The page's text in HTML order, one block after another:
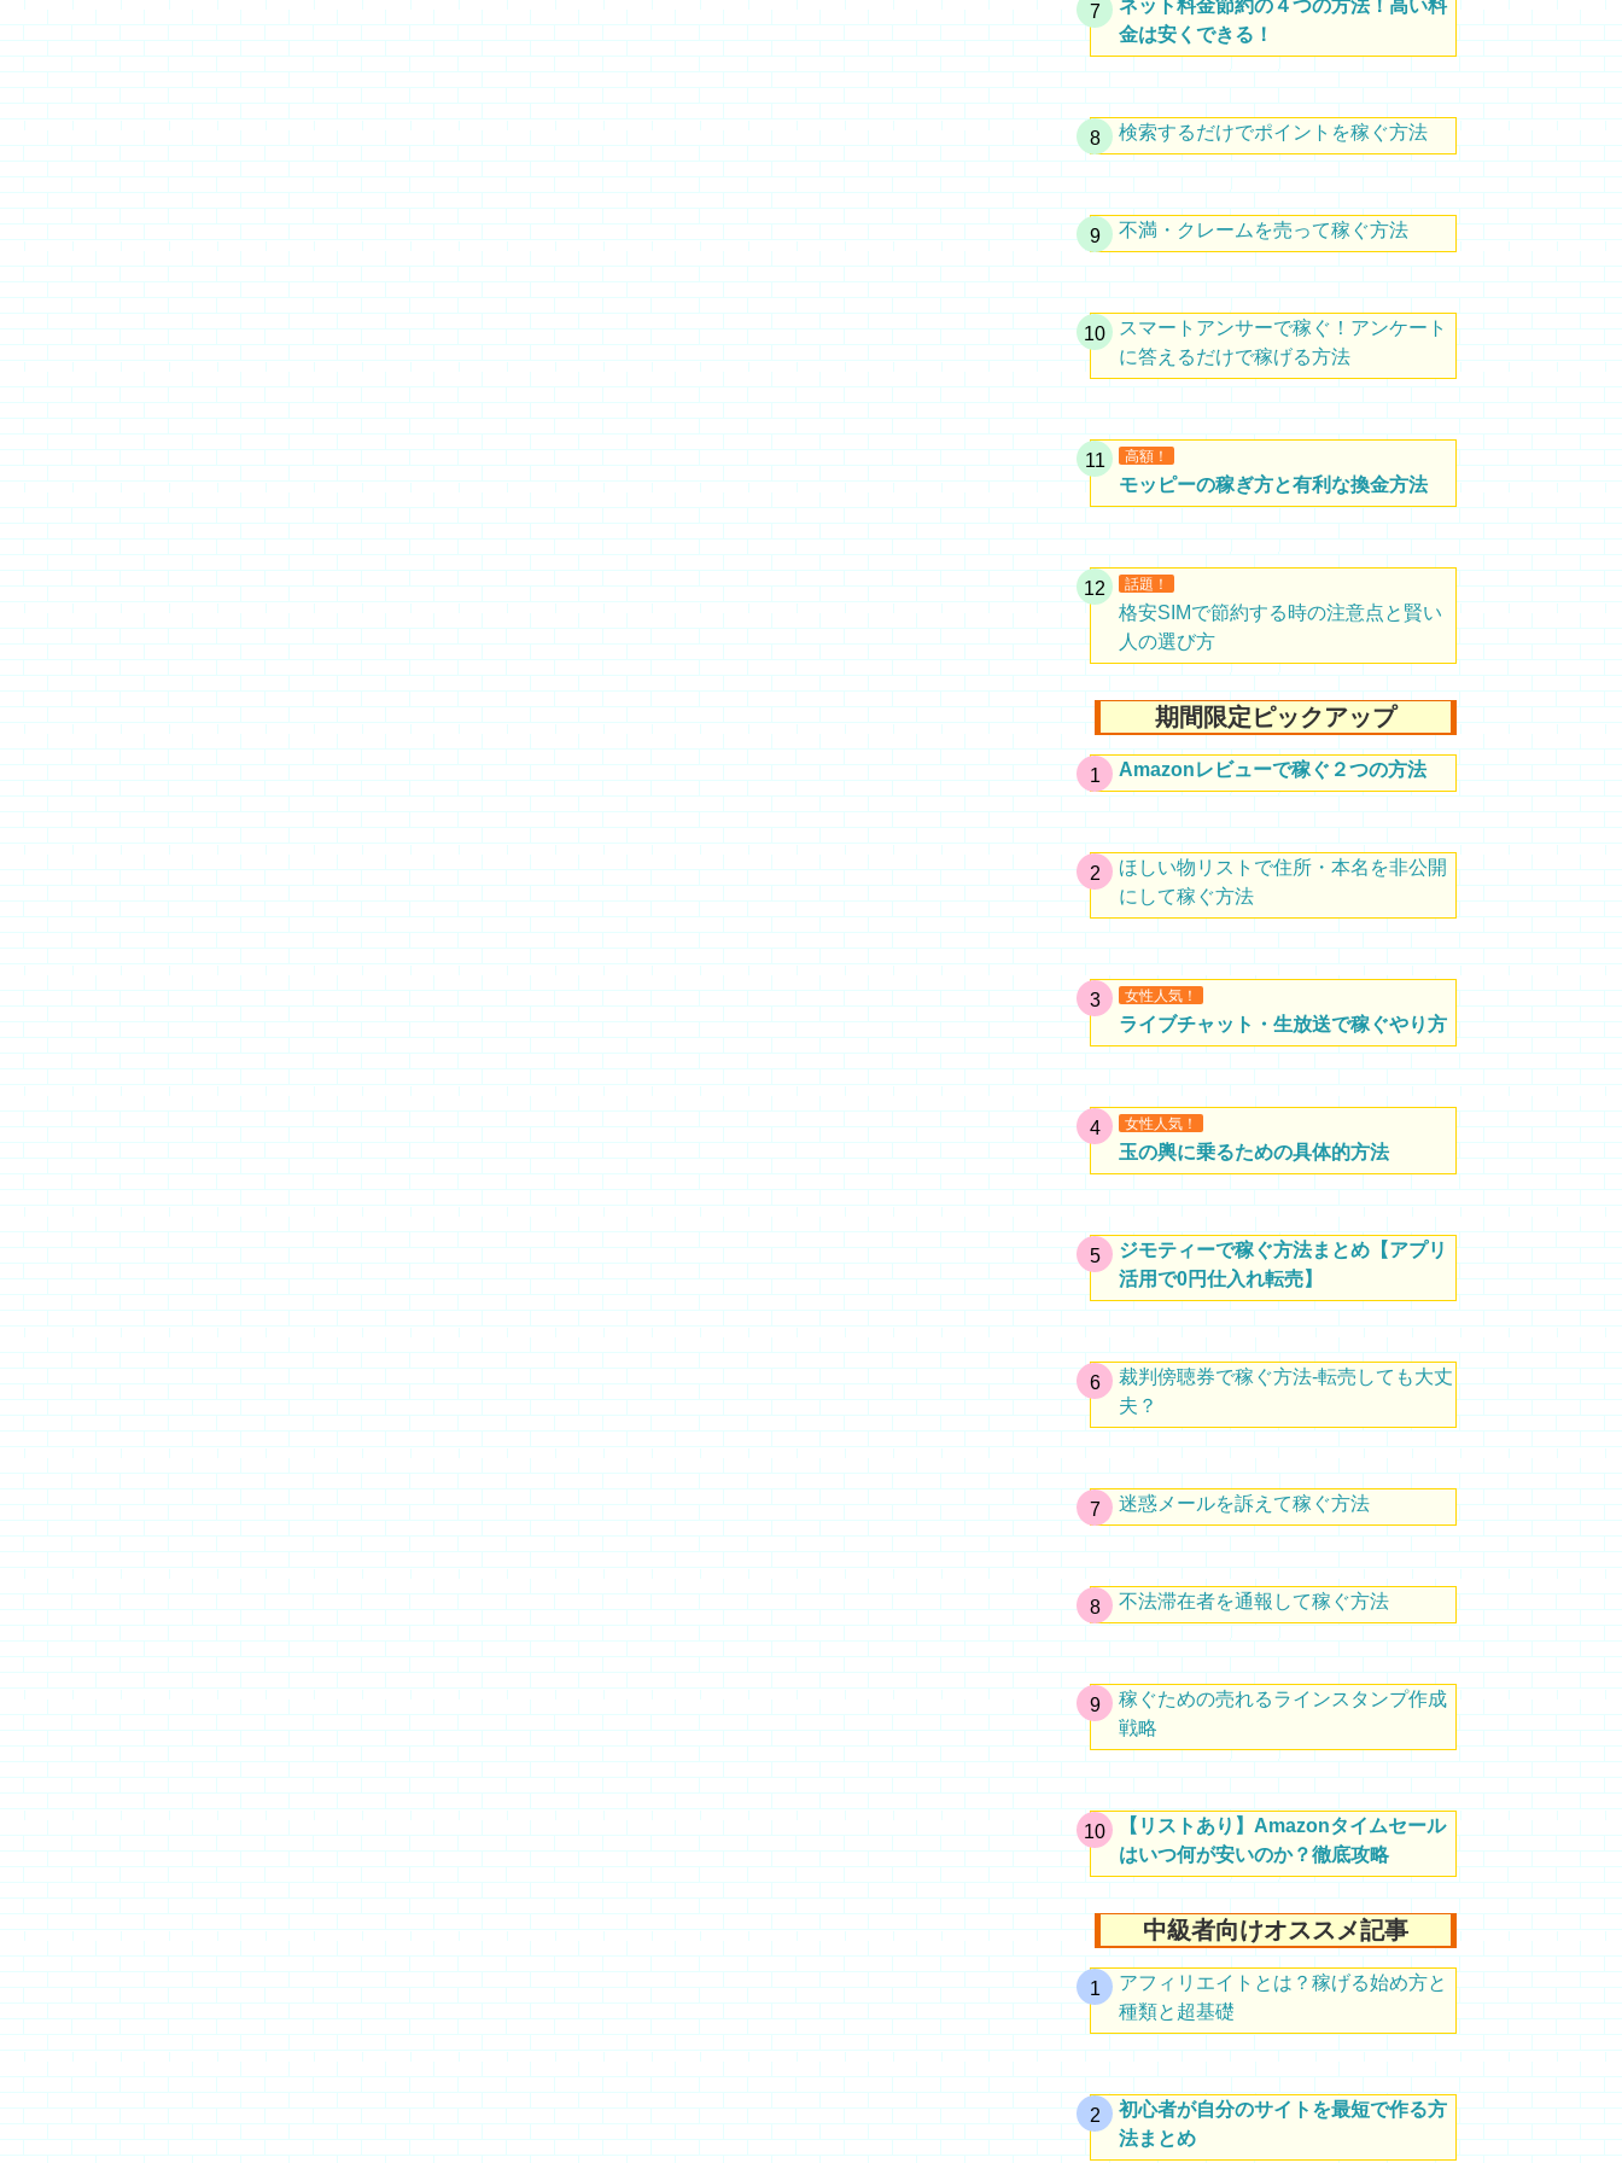
ネット料金節約の４つの方法！高い料
金は安くできる！
検索するだけでポイントを稼ぐ方法
不満・クレームを売って稼ぐ方法
スマートアンサーで稼ぐ！アンケート
に答えるだけで稼げる方法
高額！
モッピーの稼ぎ方と有利な換金方法
話題！
格安SIMで節約する時の注意点と賢い
人の選び方
期間限定ピックアップ
Amazonレビューで稼ぐ２つの方法
ほしい物リストで住所・本名を非公開
にして稼ぐ方法
女性人気！
ライブチャット・生放送で稼ぐやり方
女性人気！
玉の輿に乗るための具体的方法
ジモティーで稼ぐ方法まとめ【アプリ
活用で0円仕入れ転売】
裁判傍聴券で稼ぐ方法-転売しても大丈
夫？
迷惑メールを訴えて稼ぐ方法
不法滞在者を通報して稼ぐ方法
稼ぐための売れるラインスタンプ作成
戦略
【リストあり】Amazonタイムセール
はいつ何が安いのか？徹底攻略
中級者向けオススメ記事
アフィリエイトとは？稼げる始め方と
種類と超基礎
初心者が自分のサイトを最短で作る方
法まとめ